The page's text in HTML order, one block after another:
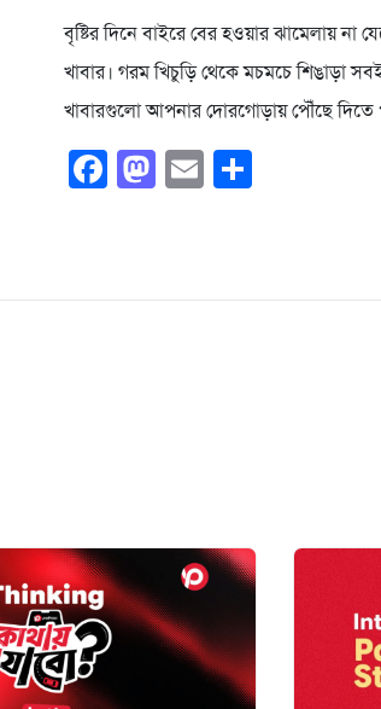
বৃষ্টির দিনে বাইরে বের হওয়ার ঝামেলায়
খাবার। গরম খিচুড়ি থেকে মচমচে শিঙাড়া
খাবারগুলো আপনার দোরগোড়ায় পৌঁছে
Facebook
Mastodon
Email